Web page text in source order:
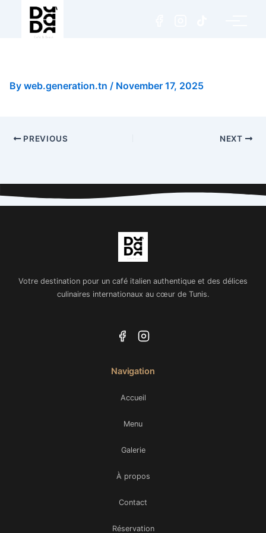
By web.generation.tn / November 17, 2025
PREVIOUS NEXT
Votre destination pour un café italien authentique et des délices
culinaires internationaux au cœur de Tunis.
Navigation
Accueil
Menu
Galerie
À propos
Contact
Réservation